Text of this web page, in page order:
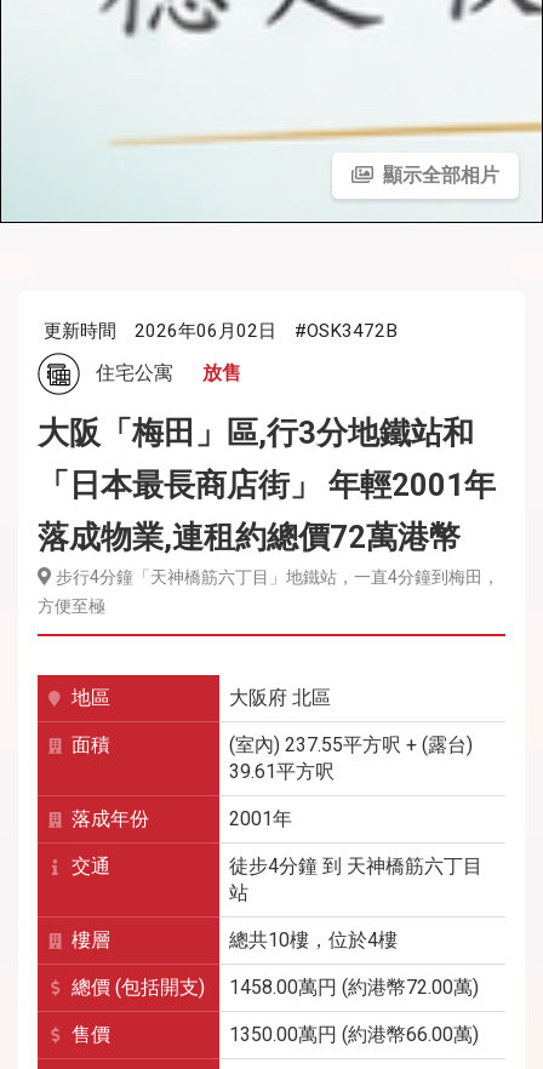
顯示全部相片
更新時間 2026年06月02日 #OSK3472B
住宅公寓 放售
大阪「梅田」區,行3分地鐵站和
「日本最長商店街」 年輕2001年
落成物業,連租約總價72萬港幣
步行4分鐘「天神橋筋六丁目」地鐵站，一直4分鐘到梅田，
方便至極
地區 大阪府 北區
面積
(室內) 237.55平方呎 + (露台)
39.61平方呎
落成年份 2001年
交通 徒步4分鐘 到 天神橋筋六丁目
站
樓層 總共10樓，位於4樓
總價 (包括開支) 1458.00萬円 (約港幣72.00萬)
售價 1350.00萬円 (約港幣66.00萬)